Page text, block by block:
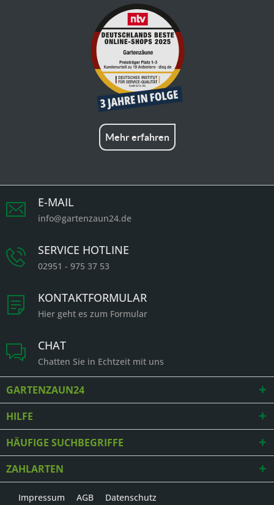
Mehr erfahren
E-MAIL
info@gartenzaun24.de
SERVICE HOTLINE
02951 - 975 37 53
KONTAKTFORMULAR
Hier geht es zum Formular
CHAT
Chatten Sie in Echtzeit mit uns
GARTENZAUN24
HILFE
HÄUFIGE SUCHBEGRIFFE
ZAHLARTEN
Impressum AGB Datenschutz